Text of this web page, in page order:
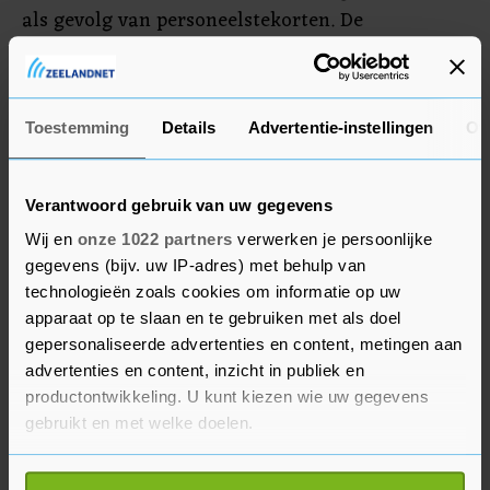
Toestemming Details Advertentie-instellingen
Verantwoord gebruik van uw gegevens
Wij en onze 1022 partners verwerken je persoonlijke
gegevens (bijv. uw IP-adres) met behulp van
technologieën zoals cookies om informatie op uw
apparaat op te slaan en te gebruiken met als doel
gepersonaliseerde advertenties en content, metingen aan
advertenties en content, inzicht in publiek en
productontwikkeling. U kunt kiezen wie uw gegevens
gebruikt en met welke doelen.
Als u het toestaat, willen we ook graag:
als gevolg van personeelstekorten. De
luchthaven riep luchtvaartmaatschappijen op om
vluchten te schrappen. Dat is voor komende
zomer ook een mogelijk scenario. Vooral easyJet
is een grote gebruiker van de luchthaven.
Verder zal de aandacht uitgaan naar de olie- en
gassector na de publicatie van de resultaten van
Saudi Aramco. Het Saudische staatsolieconcern
wil investeringen in de olie- en
gasproductiecapaciteit uitbreiden.
Naast inflatiecijfers verwerken beleggers ook een
reeks andere macro-economische cijfers. In
Nederland gaat het onder andere om de
economische groei, investeringen, werkloosheid,